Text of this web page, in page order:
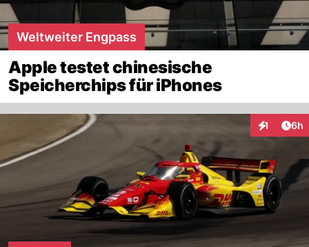
Weltweiter Engpass
Apple testet chinesische
Speicherchips für iPhones
1 6h